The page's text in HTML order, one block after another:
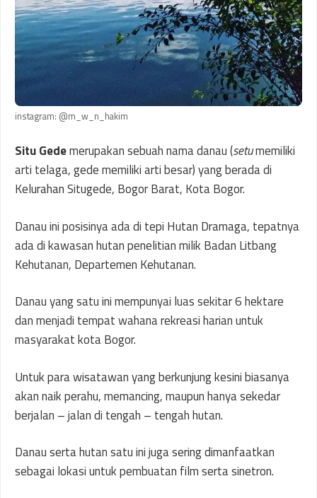
instagram: @m_w_n_hakim
Situ Gedemerupakan sebuah nama danau (setumemiliki
arti telaga, gede memiliki arti besar) yang berada di
Kelurahan Situgede, Bogor Barat, Kota Bogor.
Danau ini posisinya ada di tepi Hutan Dramaga, tepatnya
ada di kawasan hutan penelitian milik Badan Litbang
Kehutanan, Departemen Kehutanan.
Danau yang satu ini mempunyai luas sekitar 6 hektare
dan menjadi tempat wahana rekreasi harian untuk
masyarakat kota Bogor.
Untuk para wisatawan yang berkunjung kesini biasanya
akan naik perahu, memancing, maupun hanya sekedar
berjalan – jalan di tengah – tengah hutan.
Danau serta hutan satu ini juga sering dimanfaatkan
sebagai lokasi untuk pembuatan film serta sinetron.